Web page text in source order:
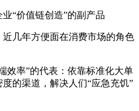
“价值链创造”的副产品
几年方便面在消费市场的角色
效率”的代表：依靠标准化大单
的渠道，解决人们“应急充饥”